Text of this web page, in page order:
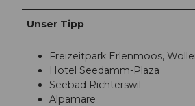
Unser Tipp
Freizeitpark Erlenmoos,
Hotel Seedamm-Plaza
Seebad Richterswil
Alpamare